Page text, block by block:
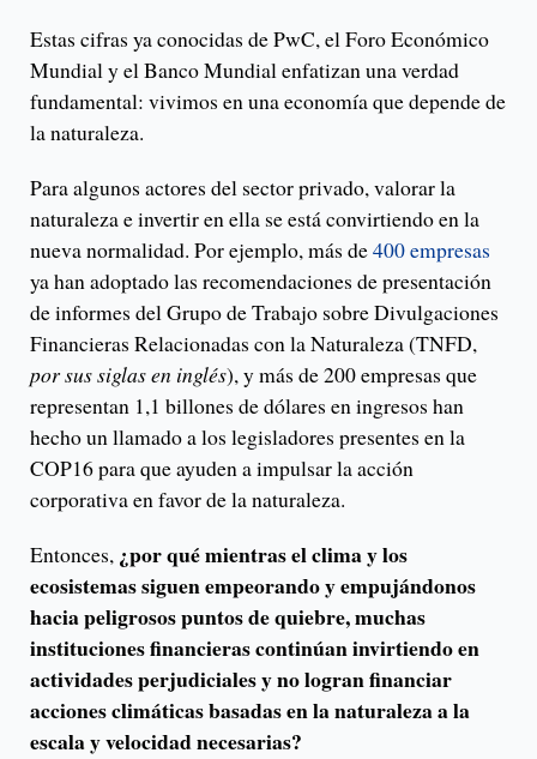
Estas cifras ya conocidas de PwC, el Foro Económico
Mundial y el Banco Mundial enfatizan una verdad
fundamental: vivimos en una economía que depende de
la naturaleza.
Para algunos actores del sector privado, valorar la
naturaleza e invertir en ella se está convirtiendo en la
nueva normalidad. Por ejemplo, más de400 empresas
ya han adoptado las recomendaciones de presentación
de informes del Grupo de Trabajo sobre Divulgaciones
Financieras Relacionadas con la Naturaleza (TNFD,
por sus siglas en inglés), y más de 200 empresas que
representan 1,1 billones de dólares en ingresos han
hecho un llamado a los legisladores presentes en la
COP16 para que ayuden a impulsar la acción
corporativa en favor de la naturaleza.
Entonces, ¿por qué mientras el clima y los
ecosistemas siguen empeorando y empujándonos
hacia peligrosos puntos de quiebre, muchas
instituciones financieras continúan invirtiendo en
actividades perjudiciales y no logran financiar
acciones climáticas basadas en la naturaleza a la
escala y velocidad necesarias?